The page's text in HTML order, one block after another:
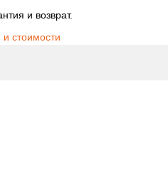
и возврат.
стоимости